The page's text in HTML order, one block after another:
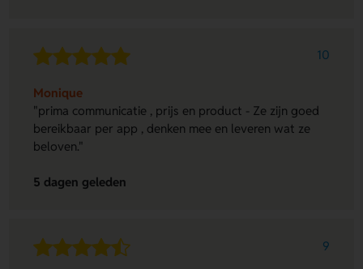
10
Monique
"prima communicatie , prijs en product - Ze zijn goed
bereikbaar per app , denken mee en leveren wat ze
beloven."
5 dagen geleden
9